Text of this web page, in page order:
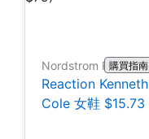
Nordstrom Rack購買指南
Reaction Kenneth
Cole 女鞋 $15.73